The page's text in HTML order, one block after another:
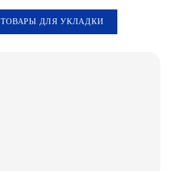
ТОВАРЫ ДЛЯ УКЛАДКИ